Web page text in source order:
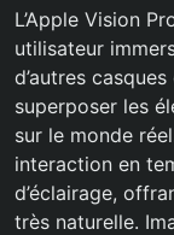
L’Apple Vision
utilisateur
d’autres
superposer les
sur le monde
interaction en
d’éclairage,
très naturelle.